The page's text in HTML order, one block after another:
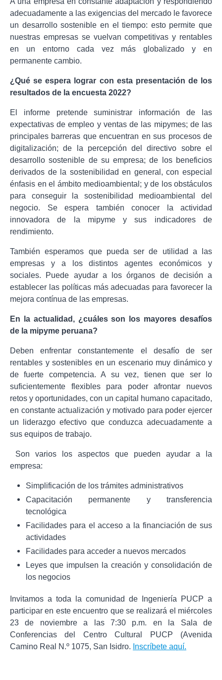
adecuadamente a las exigencias del mercado le favorece
un desarrollo sostenible en el tiempo: esto permite que
nuestras empresas se vuelvan competitivas y rentables
en un entorno cada vez más globalizado y en
permanente cambio.
¿Qué se espera lograr con esta presentación de los
resultados de la encuesta 2022?
El informe pretende suministrar información de las
expectativas de empleo y ventas de las mipymes; de las
principales barreras que encuentran en sus procesos de
digitalización; de la percepción del directivo sobre el
desarrollo sostenible de su empresa; de los beneficios
derivados de la sostenibilidad en general, con especial
énfasis en el ámbito medioambiental; y de los obstáculos
para conseguir la sostenibilidad medioambiental del
negocio. Se espera también conocer la actividad
innovadora de la mipyme y sus indicadores de
rendimiento.
También esperamos que pueda ser de utilidad a las
empresas y a los distintos agentes económicos y
sociales. Puede ayudar a los órganos de decisión a
establecer las políticas más adecuadas para favorecer la
mejora contínua de las empresas.
En la actualidad, ¿cuáles son los mayores desafíos
de la mipyme peruana?
Deben enfrentar constantemente el desafío de ser
rentables y sostenibles en un escenario muy dinámico y
de fuerte competencia. A su vez, tienen que ser lo
suficientemente flexibles para poder afrontar nuevos
retos y oportunidades, con un capital humano capacitado,
en constante actualización y motivado para poder ejercer
un liderazgo efectivo que conduzca adecuadamente a
sus equipos de trabajo.
Son varios los aspectos que pueden ayudar a la
empresa:
Simplificación de los trámites administrativos
Capacitación permanente y transferencia
tecnológica
Facilidades para el acceso a la financiación de sus
actividades
Facilidades para acceder a nuevos mercados
Leyes que impulsen la creación y consolidación de
los negocios
Invitamos a toda la comunidad de Ingeniería PUCP a
participar en este encuentro que se realizará el miércoles
23 de noviembre a las 7:30 p.m. en la Sala de
Conferencias del Centro Cultural PUCP (Avenida
Camino Real N.º 1075, San Isidro. Inscríbete aquí.